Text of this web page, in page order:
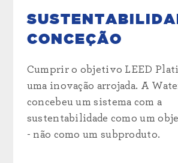
CONCEÇÃO
Cumprir o objetivo LEED
uma inovação arrojada. A
concebeu um sistema com a
sustentabilidade como um
- não como um subproduto.